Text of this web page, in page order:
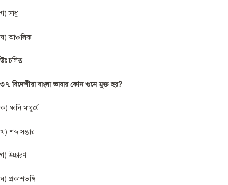
গ) সাধু
ঘ) আঞ্চলিক
উঃচলিত
৩৭. বিদেশীরা বাংলা ভাষার কোন গুনে মুক্ত হয়?
ক) ধ্বনি মাধুর্যে
খ) শব্দ সম্ভার
গ) উচ্চারণ
ঘ) প্রকাশভঙ্গি